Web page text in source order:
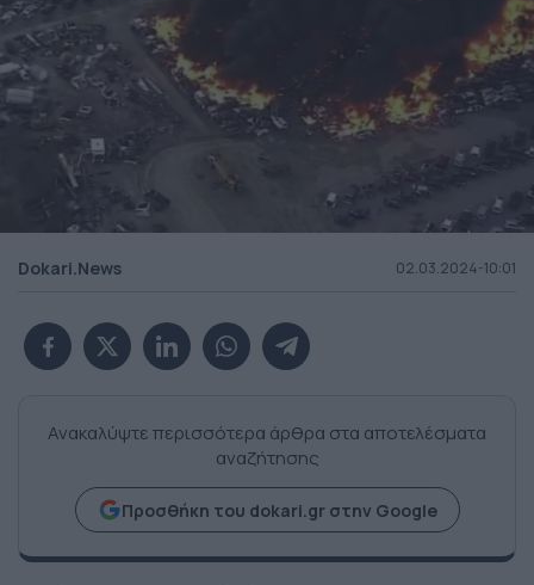
Dokari.News 02.03.2024-10:01
Ανακαλύψτε περισσότερα άρθρα στα αποτελέσματα
αναζήτησης
Προσθήκη του dokari.gr στην Google